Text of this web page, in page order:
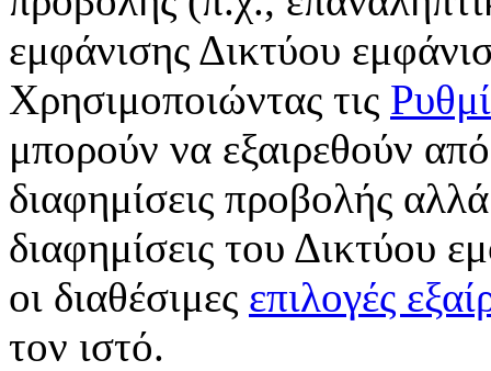
εμφάνισης Δικτύου
Χρησιμοποιώντας τις
μπορούν να εξαιρεθούν
διαφημίσεις προβολής
διαφημίσεις του Δικτύου
οι διαθέσιμες επιλογές
τον ιστό.